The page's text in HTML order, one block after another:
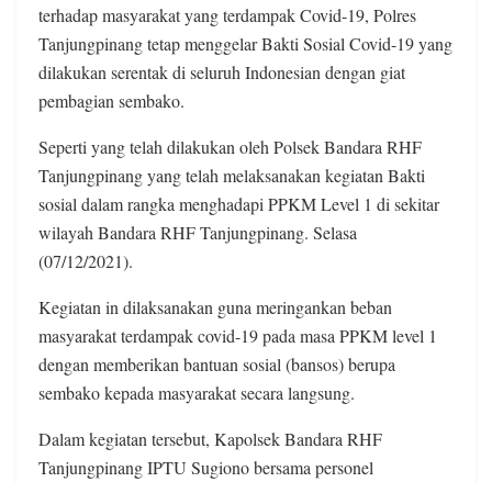
terhadap masyarakat yang terdampak Covid-19, Polres
Tanjungpinang tetap menggelar Bakti Sosial Covid-19 yang
dilakukan serentak di seluruh Indonesian dengan giat
pembagian sembako.
Seperti yang telah dilakukan oleh Polsek Bandara RHF
Tanjungpinang yang telah melaksanakan kegiatan Bakti
sosial dalam rangka menghadapi PPKM Level 1 di sekitar
wilayah Bandara RHF Tanjungpinang. Selasa
(07/12/2021).
Kegiatan in dilaksanakan guna meringankan beban
masyarakat terdampak covid-19 pada masa PPKM level 1
dengan memberikan bantuan sosial (bansos) berupa
sembako kepada masyarakat secara langsung.
Dalam kegiatan tersebut, Kapolsek Bandara RHF
Tanjungpinang IPTU Sugiono bersama personel